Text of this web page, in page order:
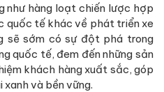
như hàng loạt chiến lược hợp
quốc tế khác về phát triển xe
sẽ sớm có sự đột phá trong
quốc tế, đem đến những sản
khách hàng xuất sắc, góp
và bền vững.